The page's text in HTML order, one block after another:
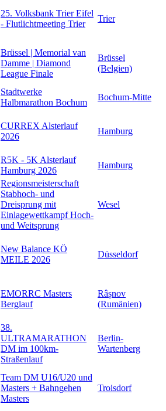
25. Volksbank Trier Eifel
- Flutlichtmeeting Trier
Trier
Brüssel | Memorial van
Damme | Diamond
League Finale
Brüssel
(Belgien)
Stadtwerke
Halbmarathon Bochum
Bochum-Mitte
CURREX Alsterlauf
2026
Hamburg
R5K - 5K Alsterlauf
Hamburg 2026
Hamburg
Regionsmeisterschaft
Stabhoch- und
Dreisprung mit
Einlagewettkampf Hoch-
und Weitsprung
Wesel
New Balance KÖ
MEILE 2026
Düsseldorf
EMORRC Masters
Berglauf
Râșnov
(Rumänien)
38.
ULTRAMARATHON
DM im 100km-
Straßenlauf
Berlin-
Wartenberg
Team DM U16/U20 und
Masters + Bahngehen
Masters
Troisdorf